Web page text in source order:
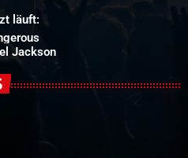
läuft:
Jackson